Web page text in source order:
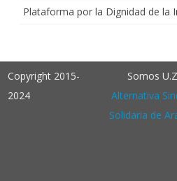
Plataforma por la Dignidad de la
Copyright 2015-
2024
Somos
Alternativa
Solidaria de